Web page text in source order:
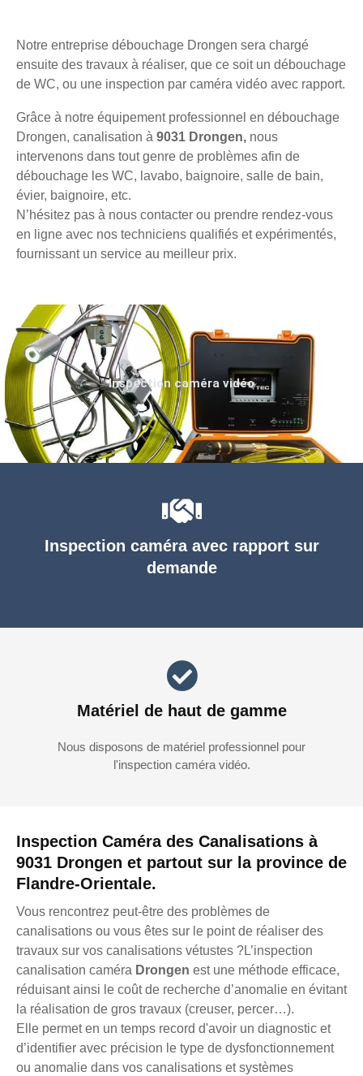
Notre entreprise débouchage Drongen sera chargé
ensuite des travaux à réaliser, que ce soit un débouchage
de WC, ou une inspection par caméra vidéo avec rapport.
Grâce à notre équipement professionnel en débouchage
Drongen, canalisation à 9031 Drongen, nous
intervenons dans tout genre de problèmes afin de
débouchage les WC, lavabo, baignoire, salle de bain,
évier, baignoire, etc.
N’hésitez pas à nous contacter ou prendre rendez-vous
en ligne avec nos techniciens qualifiés et expérimentés,
fournissant un service au meilleur prix.
Inspection Caméra des Canalisations à
9031 Drongen et partout sur la province de
Flandre-Orientale.
Vous rencontrez peut-être des problèmes de
canalisations ou vous êtes sur le point de réaliser des
travaux sur vos canalisations vétustes ?L’inspection
canalisation caméra Drongen est une méthode efficace,
réduisant ainsi le coût de recherche d’anomalie en évitant
la réalisation de gros travaux (creuser, percer…).
Elle permet en un temps record d'avoir un diagnostic et
d’identifier avec précision le type de dysfonctionnement
ou anomalie dans vos canalisations et systèmes
Inspection caméra avec rapport sur
demande
Matériel de haut de gamme
Nous disposons de matériel professionnel pour
l'inspection caméra vidéo.
Inspection caméra vidéo